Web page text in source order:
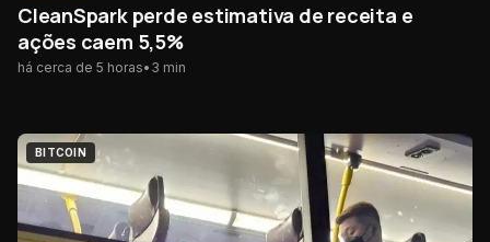
CleanSpark perde estimativa de receita e
ações caem 5,5%
há cerca de 5 horas• 3 min
BITCOIN